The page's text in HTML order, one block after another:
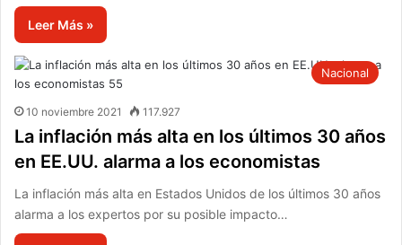
Leer Más »
Nacional
10 noviembre 2021 117.927
La inflación más alta en los últimos 30 años
en EE.UU. alarma a los economistas
La inflación más alta en Estados Unidos de los últimos 30 años
alarma a los expertos por su posible impacto…